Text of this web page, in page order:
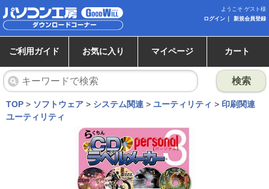
ようこそ ゲスト様
ログイン
新規会員登録
ご利用ガイド お気に入り マイページ カート
検索
TOP > ソフトウェア > システム関連 > ユーティリティ > 印刷関連
ユーティリティ